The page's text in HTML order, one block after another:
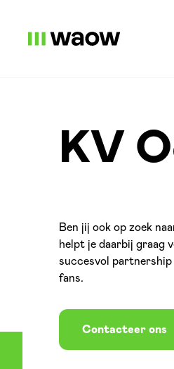
KV
Ben jij ook op zoek
helpt je daarbij graag
succesvol partnership
fans.
Contacteer ons